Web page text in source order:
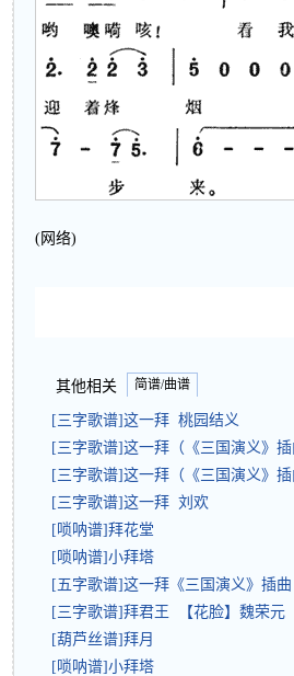
(网络)
其他相关 简谱/曲谱
[三字歌谱]这一拜 桃园结义
[三字歌谱]这一拜（《三国演义》
[三字歌谱]这一拜（《三国演义》
[三字歌谱]这一拜 刘欢
[唢呐谱]拜花堂
[唢呐谱]小拜塔
[五字歌谱]这一拜《三国演义》插
[三字歌谱]拜君王 【花脸】魏荣元
[葫芦丝谱]拜月
[唢呐谱]小拜塔